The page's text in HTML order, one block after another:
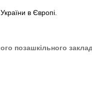
в Європі.
позашкільного